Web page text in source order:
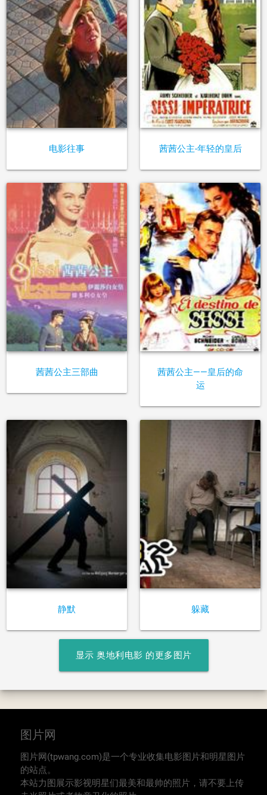
电影往事 茜茜公主-年轻的皇后
茜茜公主三部曲
茜茜公主——皇后的命
运
静默 躲藏
显示 奥地利电影 的更多图片
图片网
图片网(tpwang.com)是一个专业收集电影图片和明星图片
的站点。
本站力图展示影视明星们最美和最帅的照片，请不要上传